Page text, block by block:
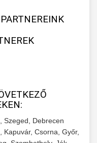
Szeged, Debrecen
Csorna, Győr,